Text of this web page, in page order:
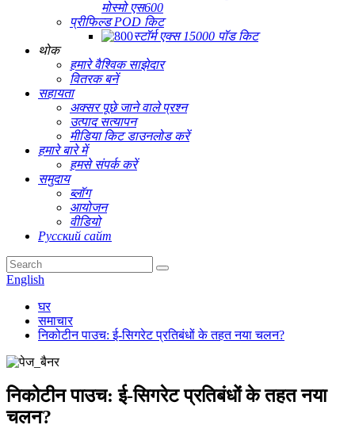
मोस्मो एस600
प्रीफिल्ड POD किट
स्टॉर्म एक्स 15000 पॉड किट
थोक
हमारे वैश्विक साझेदार
वितरक बनें
सहायता
अक्सर पूछे जाने वाले प्रश्न
उत्पाद सत्यापन
मीडिया किट डाउनलोड करें
हमारे बारे में
हमसे संपर्क करें
समुदाय
ब्लॉग
आयोजन
वीडियो
Русский сайт
English
घर
समाचार
निकोटीन पाउच: ई-सिगरेट प्रतिबंधों के तहत नया चलन?
निकोटीन पाउच: ई-सिगरेट प्रतिबंधों के तहत नया
चलन?